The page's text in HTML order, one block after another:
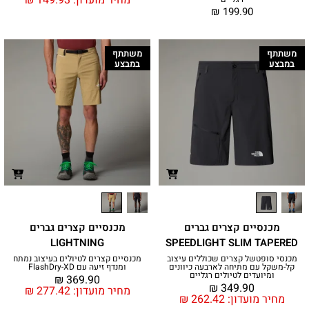
₪ 199.90
משתתף
במבצע
מכנסיים קצרים גברים
SPEEDLIGHT SLIM TAPERED
מכנסי סופטשל קצרים שכוללים עיצוב
קל-משקל עם מתיחה לארבעה כיוונים
ומיועדים לטיולים רגליים
מחיר מועדון: ₪ 262.42
₪ 349.90
משתתף
במבצע
מכנסיים קצרים גברים
LIGHTNING
מכנסיים קצרים לטיולים בעיצוב נמתח
ומנדף זיעה עם FlashDry-XD
מחיר מועדון: ₪ 277.42
₪ 369.90